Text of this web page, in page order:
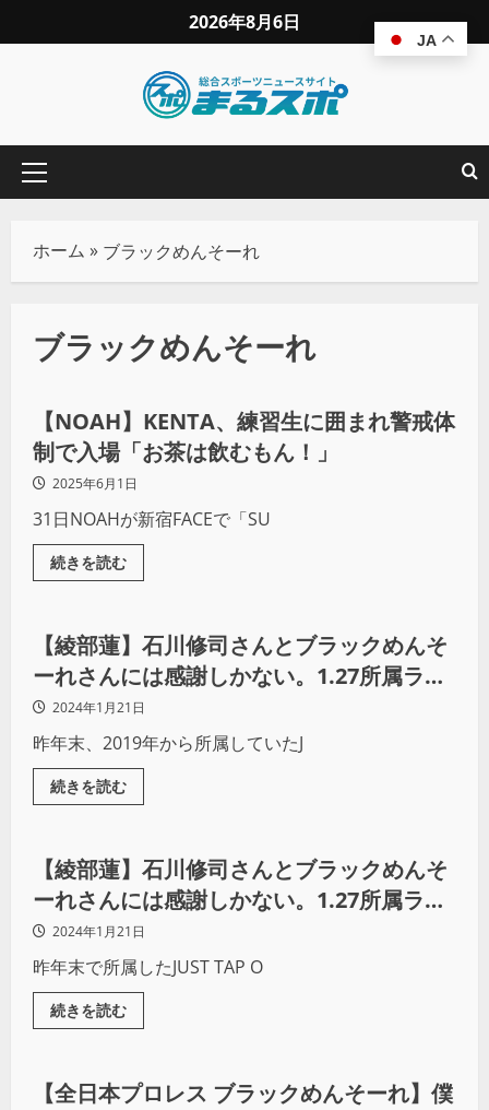
2026年8月6日
ホーム » ブラックめんそーれ
ブラックめんそーれ
プロレス
【NOAH】KENTA、練習生に囲まれ警戒体
制で入場「お茶は飲むもん！」
2025年6月1日
31日NOAHが新宿FACEで「SU
続きを読む
プロレス
【綾部蓮】石川修司さんとブラックめんそ
ーれさんには感謝しかない。1.27所属ラス
トマッチは成長した姿をぶつける試合にな
る！
2024年1月21日
昨年末、2019年から所属していたJ
続きを読む
インタビュー
【綾部蓮】石川修司さんとブラックめんそ
ーれさんには感謝しかない。1.27所属ラス
トマッチは成長した姿をぶつける試合にな
る
2024年1月21日
昨年末で所属したJUST TAP O
続きを読む
プロレス
【全日本プロレス ブラックめんそーれ】僕
JA